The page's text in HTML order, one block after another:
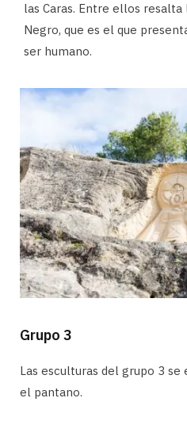
las Caras. Entre ellos
Negro, que es el que
ser humano.
Grupo 3
Las esculturas del grupo 3
el pantano.